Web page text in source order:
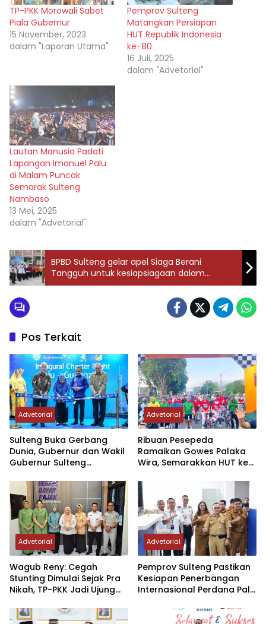
TP-PKK Morowali Sabet
Piala Gubernur
15 November, 2023
dalam "Laporan Utama"
Pemprov Sulteng
Matangkan Persiapan
HUT Republik Indonesia
ke-80
16 Juli, 2025
dalam "Advetorial"
Lautan Manusia Padati
Lapangan Imanuel Palu
di Malam Puncak
Semarak Sulteng
Nambaso
13 Mei, 2025
dalam "Advetorial"
BPBD Sulteng gelar apel Siaga Berani
Tangguh untuk kesiapsiagaan dalam
menghadapi bencana
Pos Terkait
Advetorial
Sulteng Buka Gerbang
Dunia, Gubernur dan Wakil
Gubernur Sulteng
Perdana Internasional
Palu-Guangzhou
Advetorial
Ribuan Pesepeda
Ramaikan Gowes Palaka
Wira, Semarakkan HUT ke-1
Advetorial
Wagub Reny: Cegah
Stunting Dimulai Sejak Pra
Nikah, TP-PKK Jadi Ujung
Advetorial
Pemprov Sulteng Pastikan
Kesiapan Penerbangan
Internasional Perdana Palu